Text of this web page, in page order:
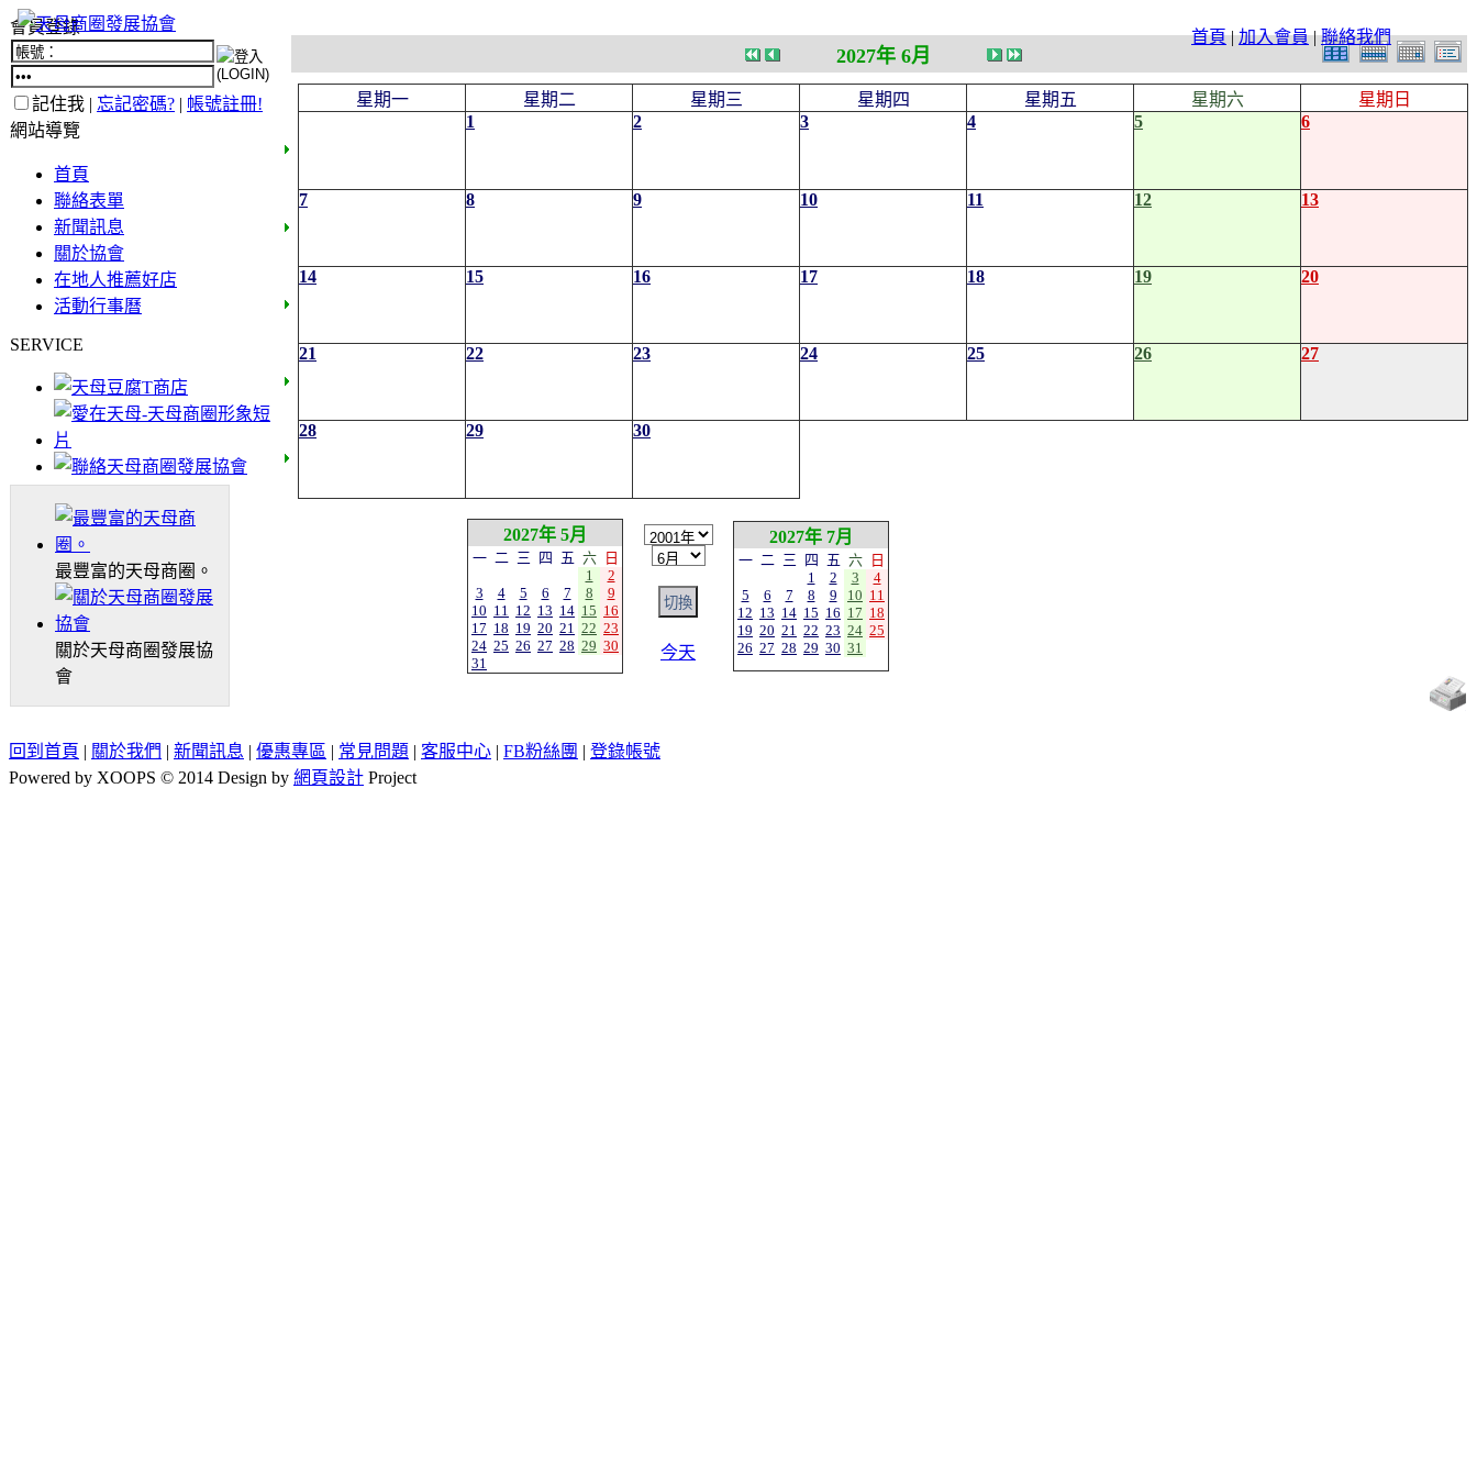
首頁|加入會員|聯絡我們
會員登錄
記住我 | 忘記密碼? | 帳號註冊!
網站導覽
首頁
聯絡表單
新聞訊息
關於協會
在地人推薦好店
活動行事曆
SERVICE
最豐富的天母商圈。
關於天母商圈發展協
會
2027年 6月
星期一 星期二 星期三 星期四 星期五 星期六
星期日
1
2 3 4 5 6
7 8 9 10 11 12 13
14 15 16 17 18 19 20
21 22 23 24 25 26 27
28 29 30
2027年 5月
一 二 三 四 五 六
日
1
2
3
4 5 6 7 8
9
10 11 12 13 14 15 16
17 18 19 20 21 22 23
24 25 26 27 28 29 30
31
今天
2027年 7月
一 二 三 四 五 六
日
1
2 3
4
5
6 7 8 9 10 11
12 13 14 15 16 17 18
19 20 21 22 23 24 25
26 27 28 29 30 31
回到首頁 | 關於我們 | 新聞訊息 | 優惠專區 | 常見問題 | 客服中心 | FB粉絲團 | 登錄帳號
Powered by XOOPS © 2014 Design by 網頁設計 Project